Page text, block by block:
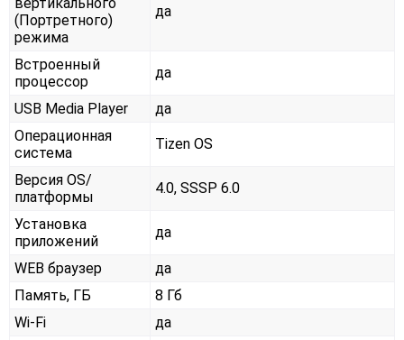
(Портретного)
режима
да
Встроенный
процессор
да
USB Media Player
да
Операционная
система
Tizen OS
Версия OS/
платформы
4.0, SSSP 6.0
Установка
приложений
да
WEB браузер
да
Память, ГБ
8 Гб
Wi-Fi
да